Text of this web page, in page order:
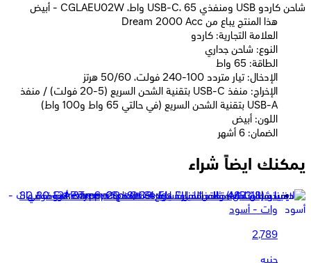
شاحن كاردو USB ومنفذي USB-C، 65 واط، CGLAEU02W - أبيض
Dream 2000 Acc هذا المنتج يباع من
العلامة التجارية: كاردو
النوع: شاحن جداري
الطاقة: 65 واط
الإدخال: تيار متردد 100-240 فولت، 50/60 هرتز
الإخراج: منفذ USB-C بتقنية الشحن السريع (5-20 فولت) / منفذ
USB-A بتقنية الشحن السريع (في حالتي 65 واط و100 واط)
اللون: أبيض
الضمان: 6 أشهر
يمكنك ايضاً شراء
ديفيا شاحن متعدد المنافذ Extreme Speed Series EU قوة 80
وات - أسود
2,789
جنيه